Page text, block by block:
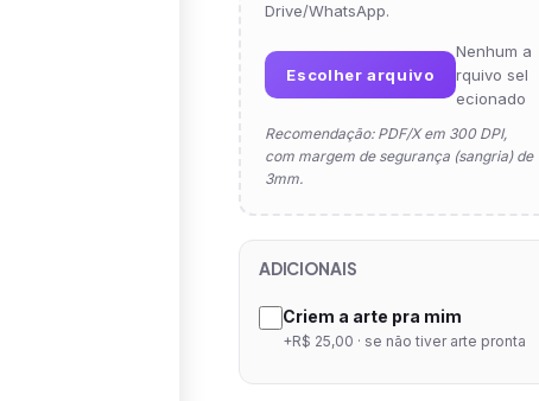
Drive/WhatsApp.
Escolher arquivo
Nenhum a
rquivo sel
ecionado
Recomendação: PDF/X em 300 DPI,
com margem de segurança (sangria) de
3mm.
ADICIONAIS
Criem a arte pra mim
+R$ 25,00 · se não tiver arte pronta